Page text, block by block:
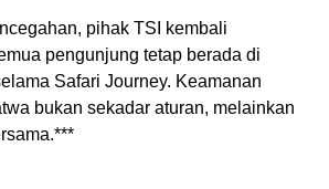
pihak TSI kembali
pengunjung tetap berada di
Safari Journey. Keamanan
bukan sekadar aturan, melainkan